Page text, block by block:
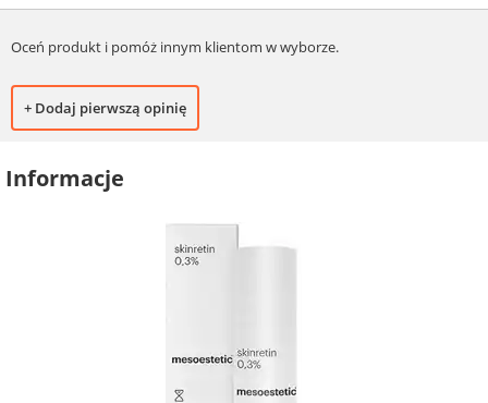
Oceń produkt i pomóż innym klientom w wyborze.
+ Dodaj pierwszą opinię
Informacje